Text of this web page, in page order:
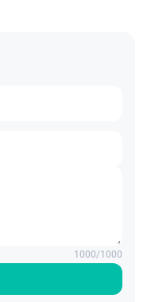
1000/1000